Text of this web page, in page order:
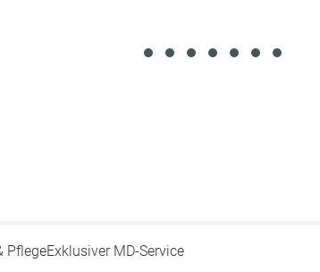
PflegeExklusiver MD-Service